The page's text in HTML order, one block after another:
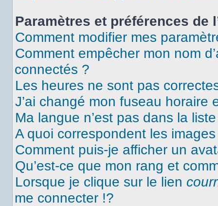
Paramètres et préférences de
Comment modifier mes
Comment empêcher mon nom
connectés ?
Les heures ne sont pas
J’ai changé mon fuseau horaire
Ma langue n’est pas dans la
A quoi correspondent les
Comment puis-je afficher un
Qu’est-ce que mon rang et
Lorsque je clique sur le lien
me connecter !?